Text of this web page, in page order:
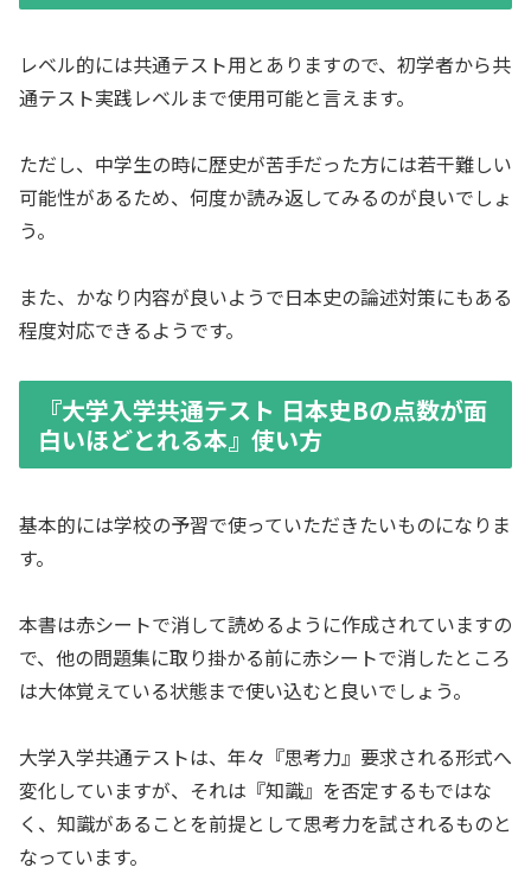
レベル的には共通テスト用とありますので、初学者から共
通テスト実践レベルまで使用可能と言えます。
ただし、中学生の時に歴史が苦手だった方には若干難しい
可能性があるため、何度か読み返してみるのが良いでしょ
う。
また、かなり内容が良いようで日本史の論述対策にもある
程度対応できるようです。
『大学入学共通テスト 日本史Bの点数が面
白いほどとれる本』使い方
基本的には学校の予習で使っていただきたいものになりま
す。
本書は赤シートで消して読めるように作成されていますの
で、他の問題集に取り掛かる前に赤シートで消したところ
は大体覚えている状態まで使い込むと良いでしょう。
大学入学共通テストは、年々『思考力』要求される形式へ
変化していますが、それは『知識』を否定するもではな
く、知識があることを前提として思考力を試されるものと
なっています。